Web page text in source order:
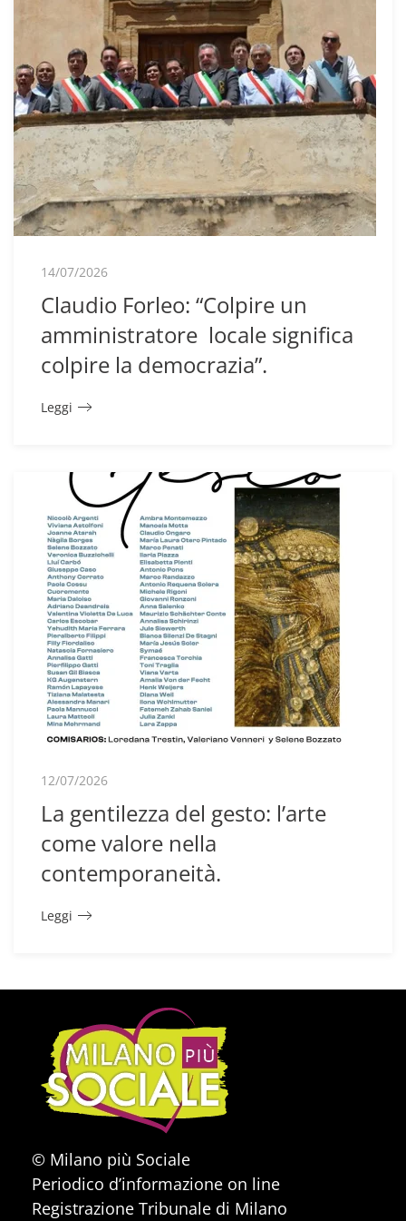
14/07/2026
Claudio Forleo: “Colpire un
amministratore locale significa
colpire la democrazia”.
Leggi
12/07/2026
La gentilezza del gesto: l’arte
come valore nella
contemporaneità.
Leggi
© Milano più Sociale
Periodico d’informazione on line
Registrazione Tribunale di Milano